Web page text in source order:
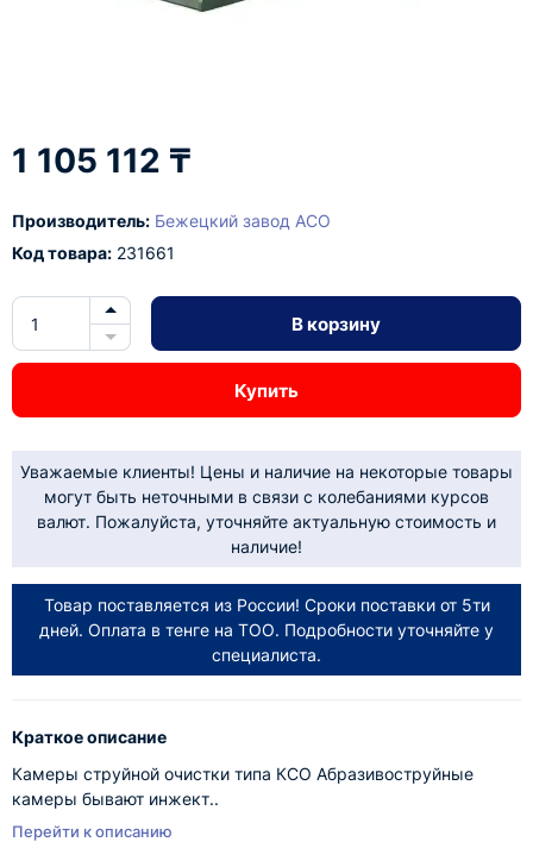
1 105 112 ₸
Производитель: Бежецкий завод АСО
Код товара: 231661
В корзину
Купить
Уважаемые клиенты! Цены и наличие на некоторые товары
могут быть неточными в связи с колебаниями курсов
валют. Пожалуйста, уточняйте актуальную стоимость и
наличие!
Товар поставляется из России! Сроки поставки от 5ти
дней. Оплата в тенге на ТОО. Подробности уточняйте у
специалиста.
Краткое описание
Камеры струйной очистки типа КСО Абразивоструйные
камеры бывают инжект..
Перейти к описанию